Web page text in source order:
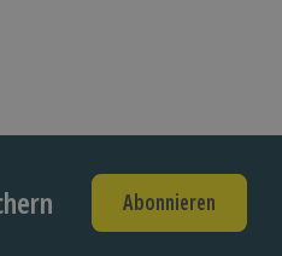
Abonnieren